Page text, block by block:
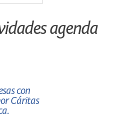
agenda
con
Cáritas